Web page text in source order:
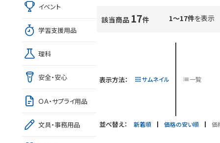
該当商品 17件 1～17件を表示
表示方法： サムネイル 一覧
並べ替え： 新着順 価格の安い順 価
イベント
学習支援用品
理科
安全・安心
ＯＡ・サプライ用品
文具・事務用品